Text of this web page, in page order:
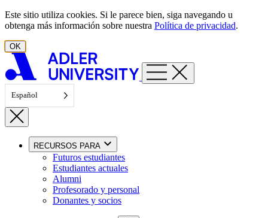
Ir al contenido
Este sitio utiliza cookies. Si le parece bien, siga navegando u
obtenga más información sobre nuestra Política de privacidad.
OK
Español
RECURSOS PARA
Futuros estudiantes
Estudiantes actuales
Alumni
Profesorado y personal
Donantes y socios